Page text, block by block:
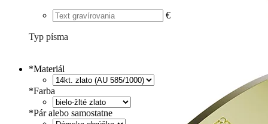
€
Typ písma
*Materiál
*Farba
*Pár alebo samostatne